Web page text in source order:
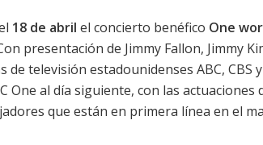
18 de abril el concierto benéfico One
presentación de Jimmy Fallon, Jimmy
televisión estadounidenses ABC, CBS
One al día siguiente, con las actuaciones
que están en primera línea en el